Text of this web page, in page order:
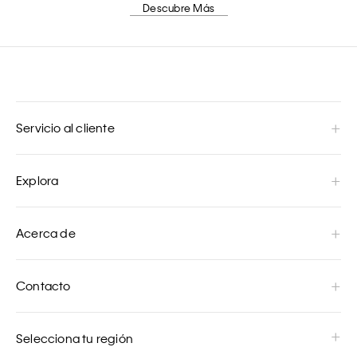
Descubre Más
Servicio al cliente
Explora
Acerca de
Contacto
Selecciona tu región